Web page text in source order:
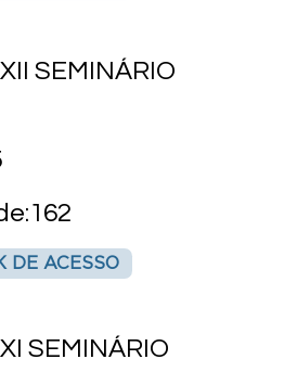
SEMINÁRIO
DE ACESSO
SEMINÁRIO